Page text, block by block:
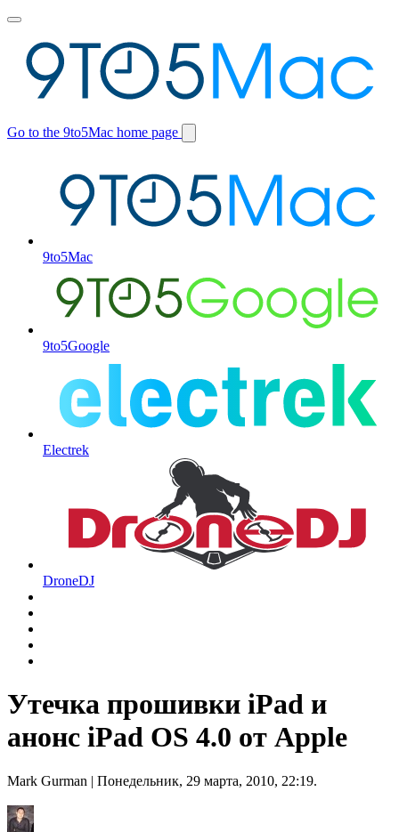
Toggle
menu
Go to the 9to5Mac home page
Switch
9to5Mac
9to5Google
Electrek
DroneDJ
Утечка прошивки iPad и
анонс iPad OS 4.0 от Apple
Mark Gurman | Понедельник, 29 марта, 2010, 22:19.